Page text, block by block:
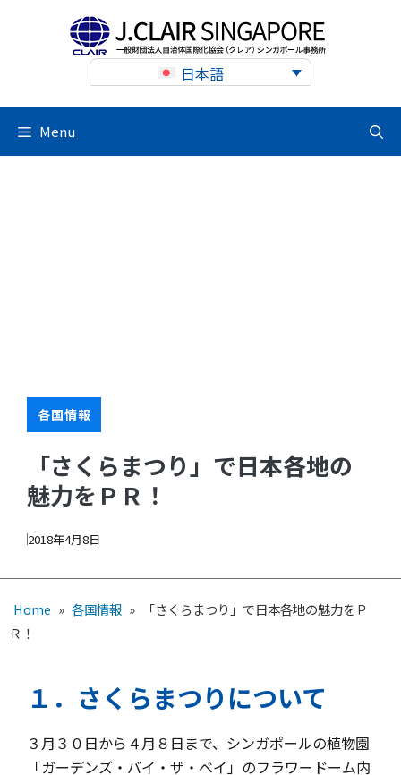
日本語
Menu
各国情報
「さくらまつり」で日本各地の
魅力をＰＲ！
2018年4月8日
Home » 各国情報 »
「さくらまつり」で日本各地の魅力をＰ
Ｒ！
１．さくらまつりについて
３月３０日から４月８日まで、シンガポールの植物園
「ガーデンズ・バイ・ザ・ベイ」のフラワードーム内